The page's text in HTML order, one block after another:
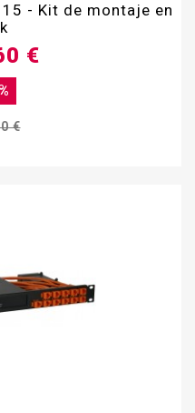
- Kit de montaje en
€
€